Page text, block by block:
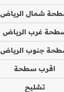
شمال الرياض
غرب الرياض
جنوب الرياض
اقرب سطحة
تشليح